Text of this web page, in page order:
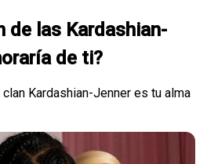
de las Kardashian-
de ti?
Kardashian-Jenner es tu alma